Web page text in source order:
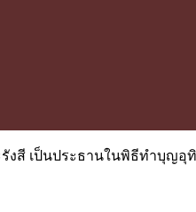
สี เป็นประธานในพิธีทำบุญอุ